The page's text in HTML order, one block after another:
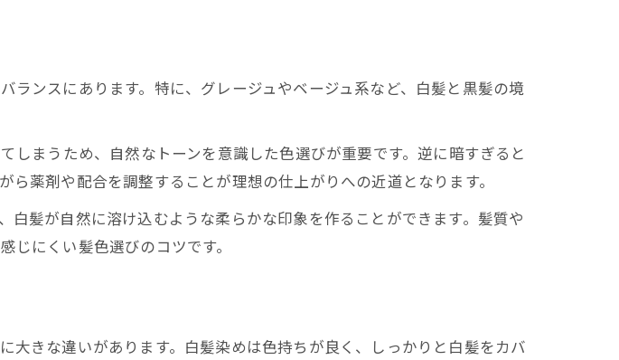
せるカラーバリエーション
浮かないカラー提案
のメリット徹底ガイド
境目が気にならない理由
める髪色の秘訣
次回メンテナンスのコツ
ンスにあります。特に、グレージュやベージュ系など、白髪と黒髪の境
まうため、自然なトーンを意識した色選びが重要です。逆に暗すぎると
薬剤や配合を調整することが理想の仕上がりへの近道となります。
髪が自然に溶け込むような柔らかな印象を作ることができます。髪質や
にくい髪色選びのコツです。
きな違いがあります。白髪染めは色持ちが良く、しっかりと白髪をカバ